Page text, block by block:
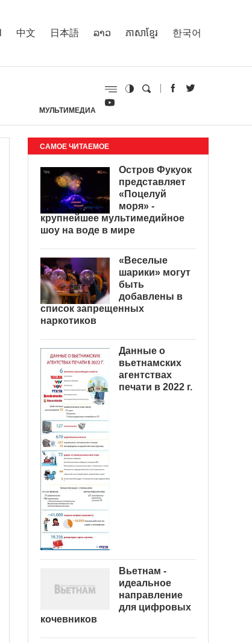
中文 日本語 ລາວ ភាសាខ្មែរ 한국어
МУЛЬТИМЕДИА
САМОЕ ЧИТАЕМОЕ
Остров Фукуок
представляет
«Поцелуй
моря» -
крупнейшее мультимедийное
шоу на воде в мире
«Веселые
шарики» могут
быть
добавлены в
список запрещенных
наркотиков
Данные о
вьетнамских
агентствах
печати в 2022 г.
Вьетнам -
идеальное
направление
для цифровых
кочевников